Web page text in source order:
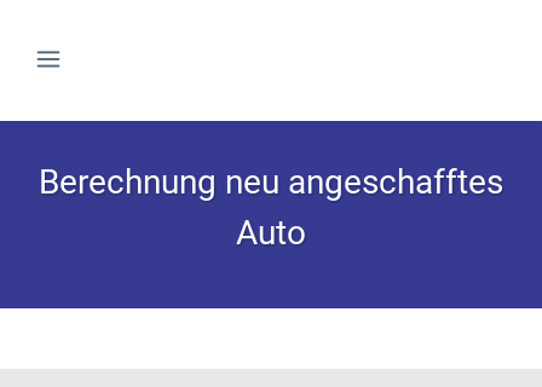
Berechnung neu angeschafftes
Auto